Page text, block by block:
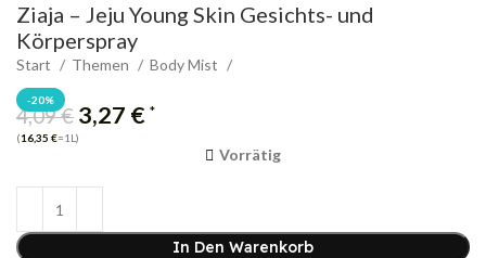
Ziaja – Jeju Young Skin Gesichts- und
Körperspray
Start Themen Body Mist
-20%
4,09€ 3,27 € *
(16,35 €=1L)
Vorrätig
In Den Warenkorb